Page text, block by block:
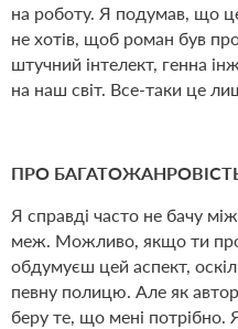
на роботу. Я подумав, що
не хотів, щоб роман був
штучний інтелект, генна
на наш світ. Все-таки це
ПРО
Я справді часто не бачу
меж. Можливо, якщо ти
обдумуєш цей аспект,
певну полицю. Але як
беру те, що мені потрібно.